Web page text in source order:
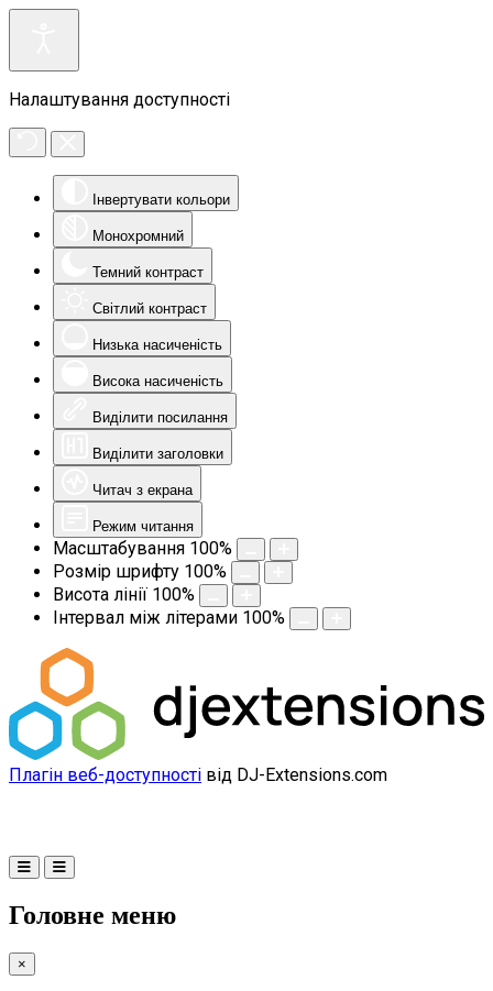
Налаштування доступності
Інвертувати кольори
Монохромний
Темний контраст
Світлий контраст
Низька насиченість
Висока насиченість
Виділити посилання
Виділити заголовки
Читач з екрана
Режим читання
Масштабування 100%
Розмір шрифту 100%
Висота лінії 100%
Інтервал між літерами 100%
Плагін веб-доступності від DJ-Extensions.com
Головне меню
×